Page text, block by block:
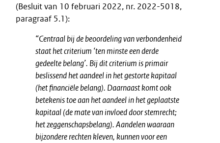
(Besluit van 10 februari 2022, nr. 2022-5018,
paragraaf 5.1):
“Centraal bij de beoordeling van verbondenheid
staat het criterium ‘ten minste een derde
gedeelte belang’. Bij dit criterium is primair
beslissend het aandeel in het gestorte kapitaal
(het financiële belang). Daarnaast komt ook
betekenis toe aan het aandeel in het geplaatste
kapitaal (de mate van invloed door stemrecht;
het zeggenschapsbelang). Aandelen waaraan
bijzondere rechten kleven, kunnen voor een